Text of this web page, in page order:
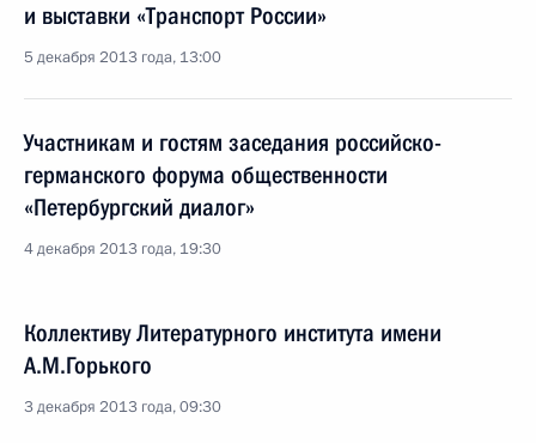
и выставки «Транспорт России»
5 декабря 2013 года, 13:00
Участникам и гостям заседания российско-
германского форума общественности
«Петербургский диалог»
4 декабря 2013 года, 19:30
Коллективу Литературного института имени
А.М.Горького
3 декабря 2013 года, 09:30